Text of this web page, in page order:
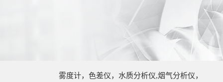
雾度计，色差仪，水质分析仪,烟气分析仪，